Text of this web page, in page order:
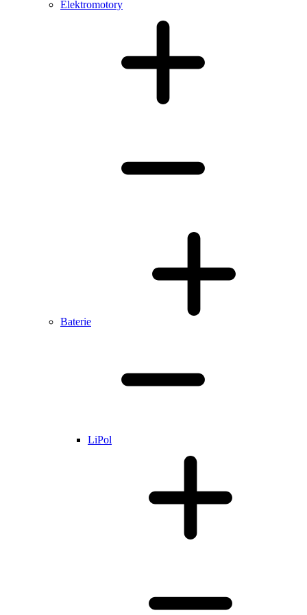
Elektromotory
Baterie
LiPol